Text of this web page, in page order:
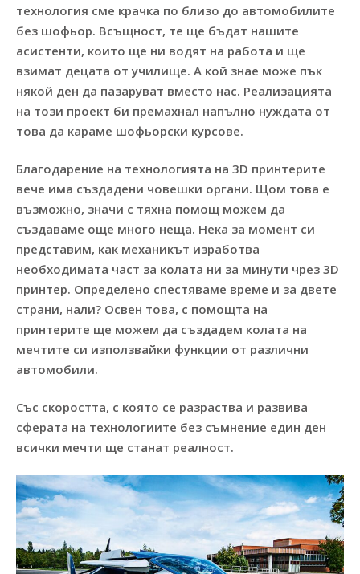
технология сме крачка по близо до автомобилите
без шофьор. Всъщност, те ще бъдат нашите
асистенти, които ще ни водят на работа и ще
взимат децата от училище. А кой знае може пък
някой ден да пазаруват вместо нас. Реализацията
на този проект би премахнал напълно нуждата от
това да караме шофьорски курсове.
Благодарение на технологията на 3D принтерите
вече има създадени човешки органи. Щом това е
възможно, значи с тяхна помощ можем да
създаваме още много неща. Нека за момент си
представим, как механикът изработва
необходимата част за колата ни за минути чрез 3D
принтер. Определено спестяваме време и за двете
страни, нали? Освен това, с помощта на
принтерите ще можем да създадем колата на
мечтите си използвайки функции от различни
автомобили.
Със скоростта, с която се разраства и развива
сферата на технологиите без съмнение един ден
всички мечти ще станат реалност.